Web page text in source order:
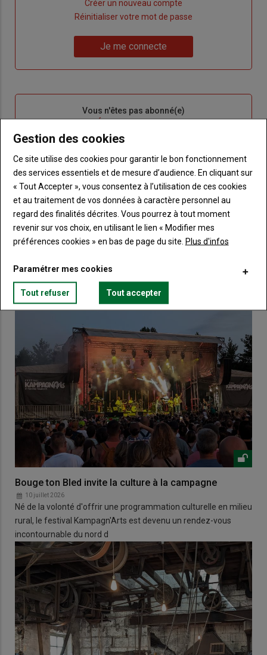
Créer un nouveau compte
de
Réinitialiser votre mot de passe
me
Je me connecte
titre
Vous n'êtes pas abonné(e)
TITRE CRÉEZ UN COMPTE
BodyChoisissez votre formule et créez votre
compte pour accéder à tout Terre de
Touraine.
Lien Créez un compte
Bouge ton Bled invite la culture à la campagne
10 juillet 2026
Né de la volonté d'offrir une programmation culturelle en milieu
rural, le festival Kampagn'Arts est devenu un rendez-vous
incontournable du nord d
Gestion des cookies
Ce site utilise des cookies pour garantir le bon fonctionnement
des services essentiels et de mesure d’audience. En cliquant sur
« Tout Accepter », vous consentez à l’utilisation de ces cookies
et au traitement de vos données à caractère personnel au
regard des finalités décrites. Vous pourrez à tout moment
revenir sur vos choix, en utilisant le lien « Modifier mes
préférences cookies » en bas de page du site. Plus d'infos
Paramétrer mes cookies
Tout refuser Tout accepter